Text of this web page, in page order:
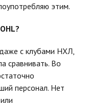
этим.
с клубами НХЛ,
сравнивать. Во
персонал. Нет